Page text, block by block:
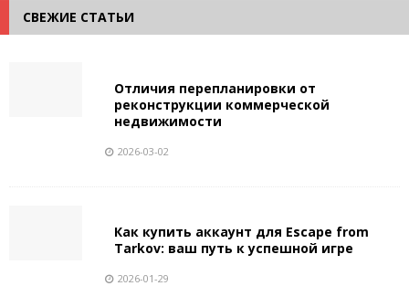
СВЕЖИЕ СТАТЬИ
Отличия перепланировки от
реконструкции коммерческой
недвижимости
2026-03-02
Как купить аккаунт для Escape from
Tarkov: ваш путь к успешной игре
2026-01-29